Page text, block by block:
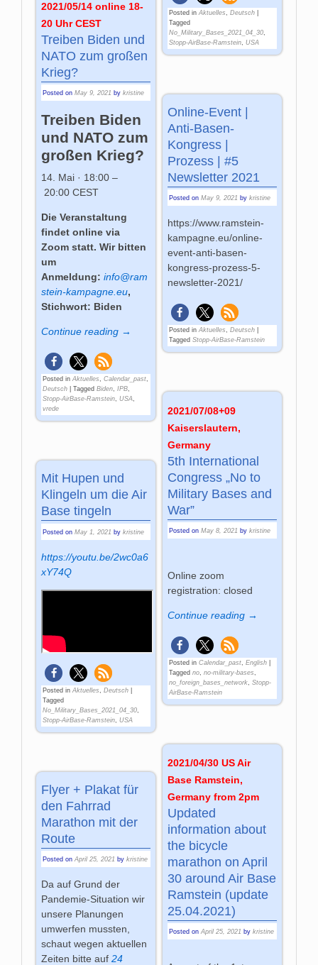
Posted in Aktuelles Deutsch|
Tagged
No_Military_Bases_2021_04_30,
Stopp-AirBase-Ramstein, USA
2021/05/14 online 18-
20 Uhr CEST
Treiben Biden und
NATO zum großen
Krieg?
Posted onMay 9, 2021 bykristine
Treiben Biden
und NATO zum
großen Krieg?
14. Mai · 18:00 –
20:00 CEST
Die Veranstaltung
findet online via
Zoom statt. Wir bitten
um
Anmeldung:info@ram
stein-kampagne.eu,
Stichwort: Biden
Continue reading →
Posted in Aktuelles,Calendar_past,
Deutsch |Tagged Biden,IPB,
Stopp-AirBase-Ramstein,USA,
vrede
Online-Event |
Anti-Basen-
Kongress |
Prozess | #5
Newsletter 2021
Posted on May 9, 2021 by kristine
https://www.ramstein-
kampagne.eu/online-
event-anti-basen-
kongress-prozess-5-
newsletter-2021/
Posted in Aktuelles, Deutsch|
Tagged Stopp-AirBase-Ramstein
2021/07/08+09
Kaiserslautern,
Germany
5th International
Congress „No to
Mili­ta­ry Ba­ses and
War”
Posted on May 8, 2021 by kristine
Online zoom
registration: closed
Continue reading →
Posted in Calendar_past, English|
Tagged no, no-military-bases
no_foreign_bases_network, Stopp-
AirBase-Ramstein
Mit Hupen und
Klingeln um die Air
Base tingeln
Posted onMay 1, 2021 bykristine
https://youtu.be/2wc0a6
xY74Q
Posted in Aktuelles ,Deutsch
Tagged
No_Military_Bases_2021_04_30
Stopp-AirBase-Ramstein ,USA
2021/04/30 US Air
Base Ramstein,
Germany from 2pm
Updated
information about
the bicycle
marathon on April
30 around Air Base
Ramstein (update
25.04.2021)
Posted on April 25, 2021 by kristine
Flyer + Plakat für
den Fahrrad
Marathon mit der
Route
Posted onApril 25, 2021 bykristine
Da auf Grund der
Pandemie-Situation wir
unsere Planungen
umwerfen mussten,
schaut wegen aktuellen
Zeiten bitte auf24